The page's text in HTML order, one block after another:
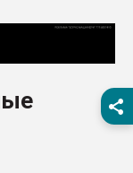
вакуумного
Продам отходы